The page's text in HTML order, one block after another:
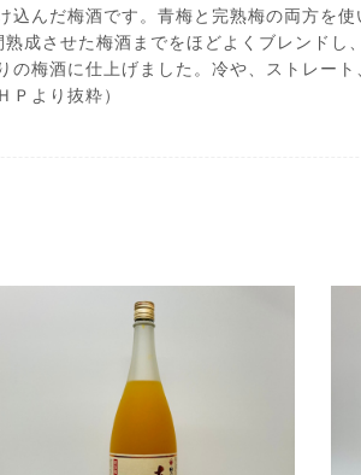
込んだ梅酒です。青梅と完熟梅の両方を
成させた梅酒までをほどよくブレンドし
の梅酒に仕上げました。冷や、ストレー
より抜粋）